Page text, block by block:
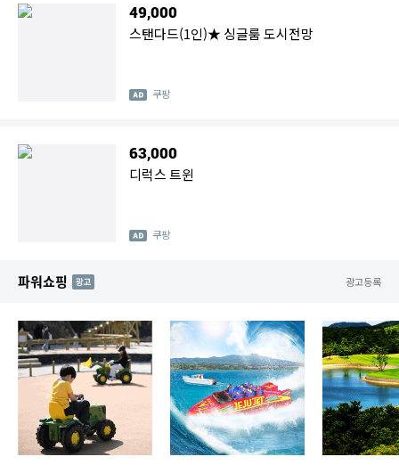
49,000
스탠다드(1인)★ 싱글룸 도시전망
쿠팡
63,000
디럭스 트윈
쿠팡
파워쇼핑 AD 광고등록